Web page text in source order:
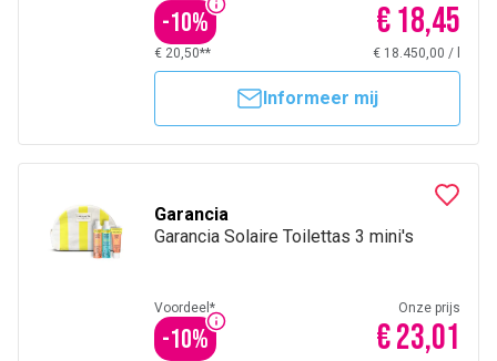
-10% € 18,45
€ 20,50** € 18.450,00 /
Informeer mij
Garancia
Garancia Solaire Toilettas 3 mini's
Voordeel*
-10%
Onze prijs
€ 23,01